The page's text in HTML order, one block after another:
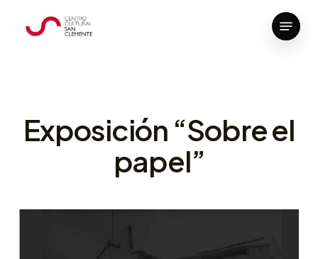
Menu
Exposición “Sobre el
papel”
Close